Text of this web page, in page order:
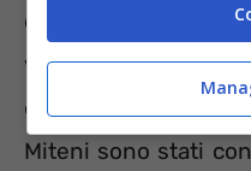
quando in un
valore sotto il
danni 2 ng/ml. Gli
Miteni sono stati